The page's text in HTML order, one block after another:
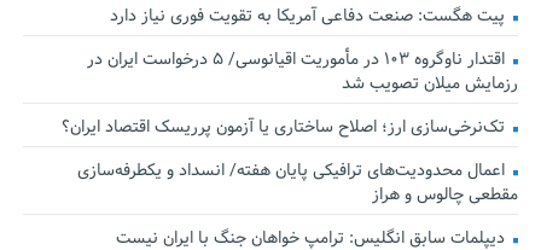
پیت هگست: صنعت دفاعی آمریکا به تقویت فوری نیاز دارد
اقتدار ناوگروه ۱۰۳ در مأموریت‌ اقیانوسی/ ۵ درخواست ایران در
رزمایش میلان تصویب شد
تک‌نرخی‌سازی ارز؛ اصلاح ساختاری یا آزمون پرریسک اقتصاد ایران؟
اعمال محدودیت‌های ترافیکی پایان هفته/ انسداد و یکطرفه‌سازی
مقطعی چالوس و هراز
دیپلمات سابق انگلیس:‌ ترامپ خواهان جنگ با ایران نیست